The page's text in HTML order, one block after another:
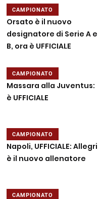
CAMPIONATO
Orsato è il nuovo
designatore di Serie A e
B, ora è UFFICIALE
CAMPIONATO
Massara alla Juventus:
è UFFICIALE
CAMPIONATO
Napoli, UFFICIALE: Allegri
è il nuovo allenatore
CAMPIONATO